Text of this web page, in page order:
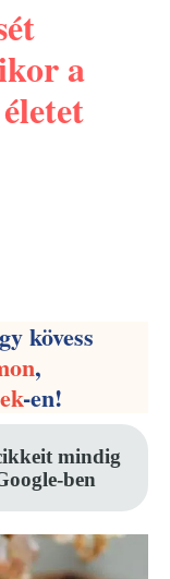
a
kövess
,
-en!
mindig
ben